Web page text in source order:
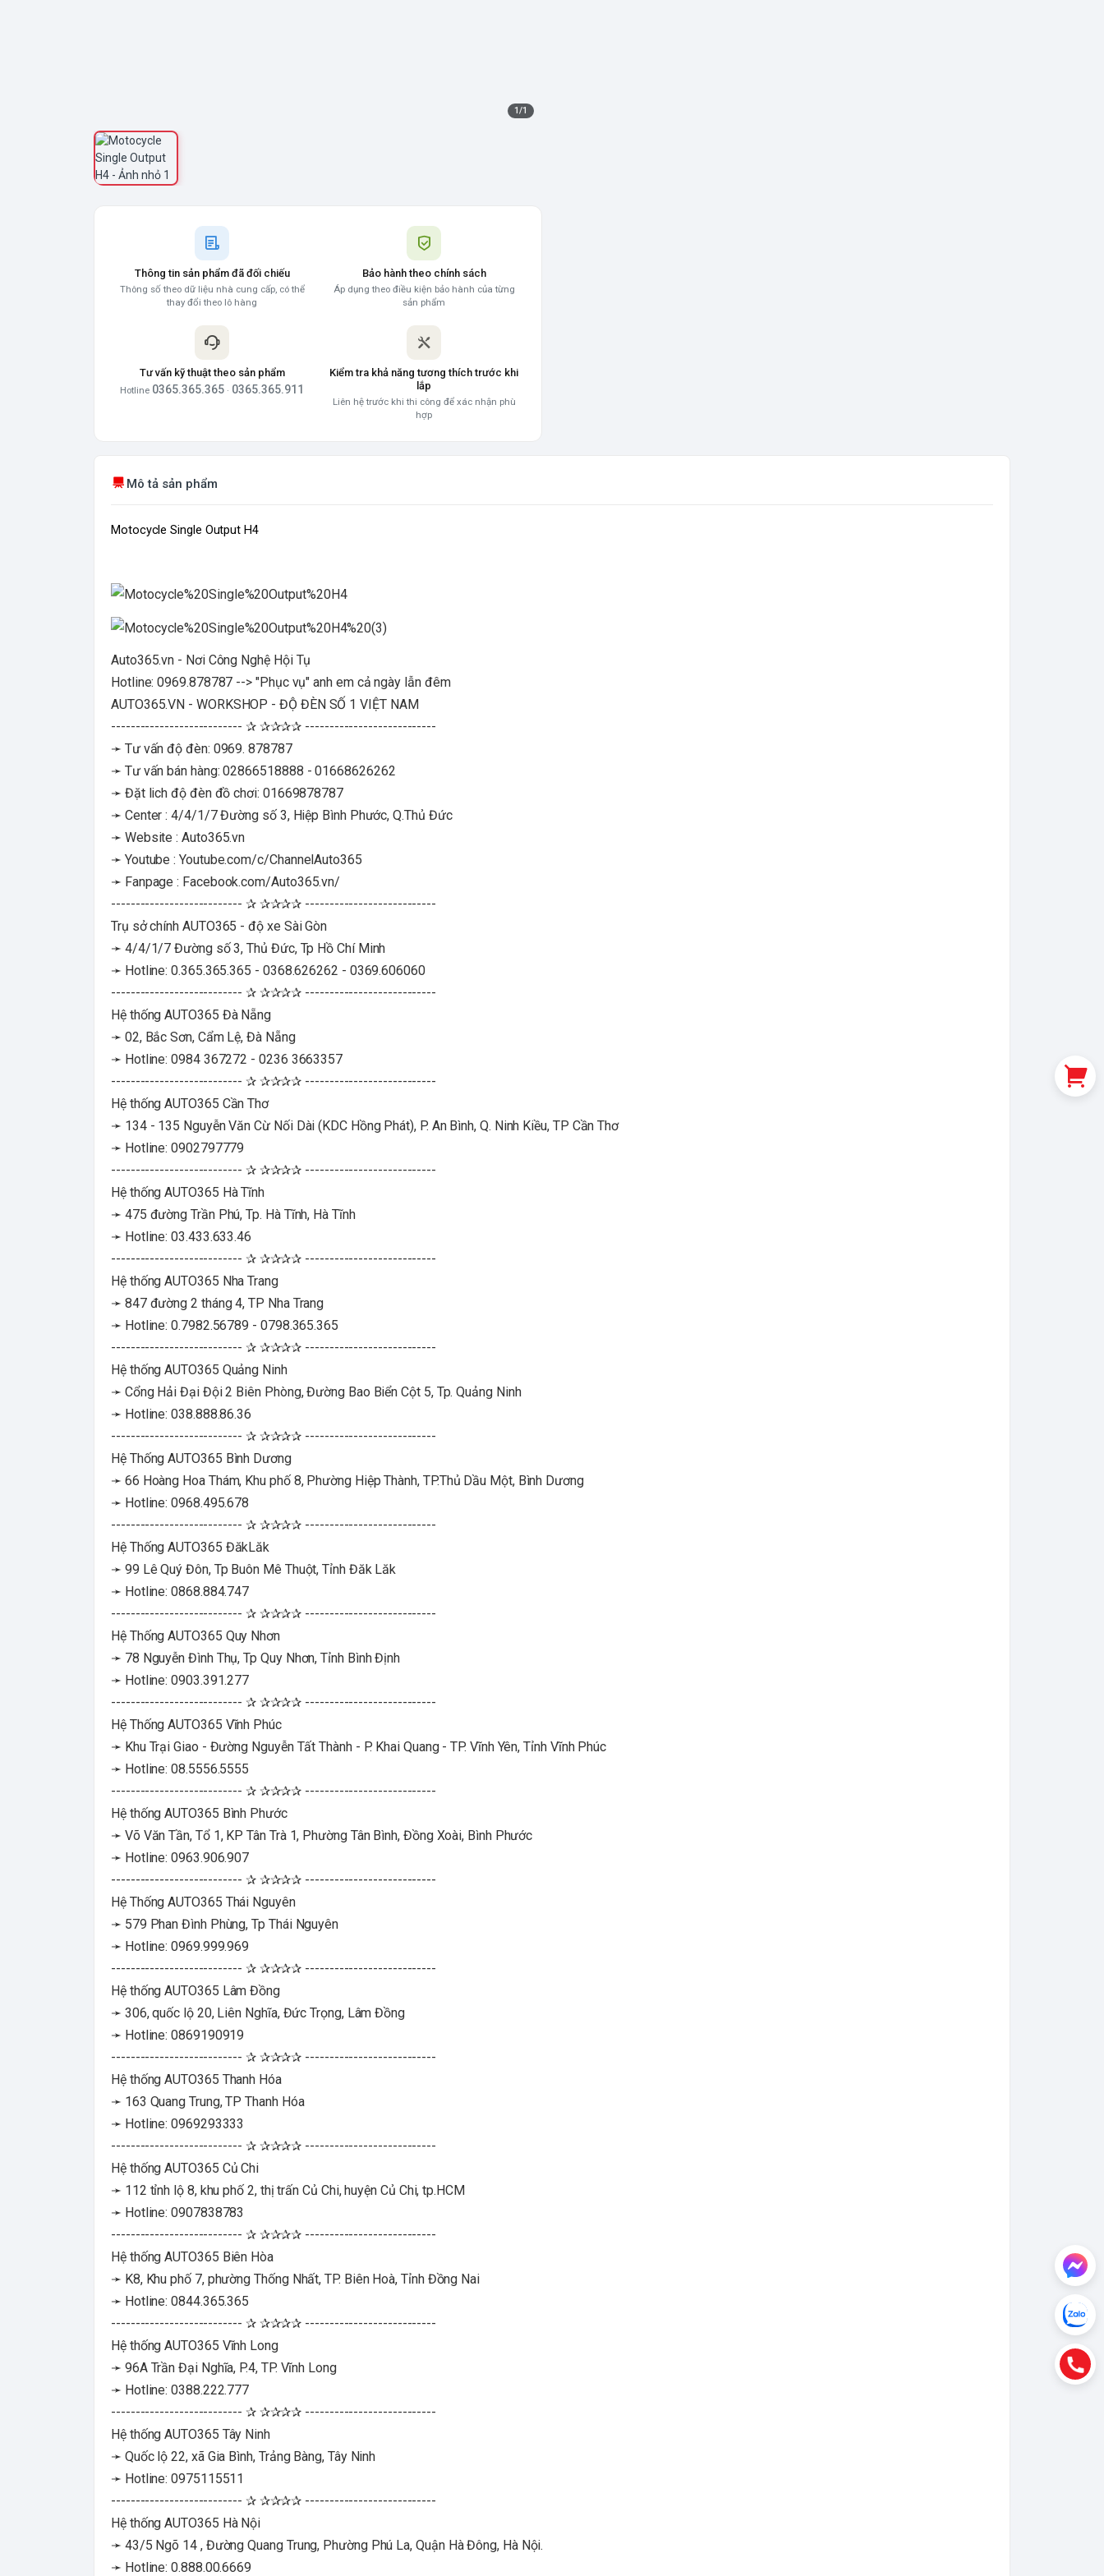
1/1
Thông tin sản phẩm đã đối chiếu
Thông số theo dữ liệu nhà cung cấp, có thể
thay đổi theo lô hàng
Bảo hành theo chính sách
Áp dụng theo điều kiện bảo hành của từng
sản phẩm
Tư vấn kỹ thuật theo sản phẩm
Hotline 0365.365.365 · 0365.365.911
Kiểm tra khả năng tương thích trước khi
lắp
Liên hệ trước khi thi công để xác nhận phù
hợp
Mô tả sản phẩm
Motocycle Single Output H4
Auto365.vn - Nơi Công Nghệ Hội Tụ
Hotline: 0969.878787 --> "Phục vụ" anh em cả ngày lẫn đêm
AUTO365.VN - WORKSHOP - ĐỘ ĐÈN SỐ 1 VIỆT NAM
--------------------------- ✰ ✰✰✰✰ ---------------------------
➛ Tư vấn độ đèn: 0969. 878787
➛ Tư vấn bán hàng: 02866518888 - 01668626262
➛ Đặt lich độ đèn đồ chơi: 01669878787
➛ Center : 4/4/1/7 Đường số 3, Hiệp Bình Phước, Q.Thủ Đức
➛ Website : Auto365.vn
➛ Youtube : Youtube.com/c/ChannelAuto365
➛ Fanpage : Facebook.com/Auto365.vn/
--------------------------- ✰ ✰✰✰✰ ---------------------------
Trụ sở chính AUTO365 - độ xe Sài Gòn
➛ 4/4/1/7 Đường số 3, Thủ Đức, Tp Hồ Chí Minh
➛ Hotline: 0.365.365.365 - 0368.626262 - 0369.606060
--------------------------- ✰ ✰✰✰✰ ---------------------------
Hệ thống AUTO365 Đà Nẵng
➛ 02, Bắc Sơn, Cẩm Lệ, Đà Nẵng
➛ Hotline: 0984 367272 - 0236 3663357
--------------------------- ✰ ✰✰✰✰ ---------------------------
Hệ thống AUTO365 Cần Thơ
➛ 134 - 135 Nguyễn Văn Cừ Nối Dài (KDC Hồng Phát), P. An Bình, Q. Ninh Kiều, TP Cần Thơ
➛ Hotline: 0902797779
--------------------------- ✰ ✰✰✰✰ ---------------------------
Hệ thống AUTO365 Hà Tĩnh
➛ 475 đường Trần Phú, Tp. Hà Tĩnh, Hà Tĩnh
➛ Hotline: 03.433.633.46
--------------------------- ✰ ✰✰✰✰ ---------------------------
Hệ thống AUTO365 Nha Trang
➛ 847 đường 2 tháng 4, TP Nha Trang
➛ Hotline: 0.7982.56789 - 0798.365.365
--------------------------- ✰ ✰✰✰✰ ---------------------------
Hệ thống AUTO365 Quảng Ninh
➛ Cổng Hải Đại Đội 2 Biên Phòng, Đường Bao Biển Cột 5, Tp. Quảng Ninh
➛ Hotline: 038.888.86.36
--------------------------- ✰ ✰✰✰✰ ---------------------------
Hệ Thống AUTO365 Bình Dương
➛ 66 Hoàng Hoa Thám, Khu phố 8, Phường Hiệp Thành, TP.Thủ Dầu Một, Bình Dương
➛ Hotline: 0968.495.678
--------------------------- ✰ ✰✰✰✰ ---------------------------
Hệ Thống AUTO365 ĐăkLăk
➛ 99 Lê Quý Đôn, Tp Buôn Mê Thuột, Tỉnh Đăk Lăk
➛ Hotline: 0868.884.747
--------------------------- ✰ ✰✰✰✰ ---------------------------
Hệ Thống AUTO365 Quy Nhơn
➛ 78 Nguyễn Đình Thụ, Tp Quy Nhơn, Tỉnh Bình Định
➛ Hotline: 0903.391.277
--------------------------- ✰ ✰✰✰✰ ---------------------------
Hệ Thống AUTO365 Vĩnh Phúc
➛ Khu Trại Giao - Đường Nguyễn Tất Thành - P. Khai Quang - TP. Vĩnh Yên, Tỉnh Vĩnh Phúc
➛ Hotline: 08.5556.5555
--------------------------- ✰ ✰✰✰✰ ---------------------------
Hệ thống AUTO365 Bình Phước
➛ Võ Văn Tần, Tổ 1, KP Tân Trà 1, Phường Tân Bình, Đồng Xoài, Bình Phước
➛ Hotline: 0963.906.907
--------------------------- ✰ ✰✰✰✰ ---------------------------
Hệ Thống AUTO365 Thái Nguyên
➛ 579 Phan Đình Phùng, Tp Thái Nguyên
➛ Hotline: 0969.999.969
--------------------------- ✰ ✰✰✰✰ ---------------------------
Hệ thống AUTO365 Lâm Đồng
➛ 306, quốc lộ 20, Liên Nghĩa, Đức Trọng, Lâm Đồng
➛ Hotline: 0869190919
--------------------------- ✰ ✰✰✰✰ ---------------------------
Hệ thống AUTO365 Thanh Hóa
➛ 163 Quang Trung, TP Thanh Hóa
➛ Hotline: 0969293333
--------------------------- ✰ ✰✰✰✰ ---------------------------
Hệ thống AUTO365 Củ Chi
➛ 112 tỉnh lộ 8, khu phố 2, thị trấn Củ Chi, huyện Củ Chi, tp.HCM
➛ Hotline: 0907838783
--------------------------- ✰ ✰✰✰✰ ---------------------------
Hệ thống AUTO365 Biên Hòa
➛ K8, Khu phố 7, phường Thống Nhất, TP. Biên Hoà, Tỉnh Đồng Nai
➛ Hotline: 0844.365.365
--------------------------- ✰ ✰✰✰✰ ---------------------------
Hệ thống AUTO365 Vĩnh Long
➛ 96A Trần Đại Nghĩa, P.4, TP. Vĩnh Long
➛ Hotline: 0388.222.777
--------------------------- ✰ ✰✰✰✰ ---------------------------
Hệ thống AUTO365 Tây Ninh
➛ Quốc lộ 22, xã Gia Bình, Trảng Bàng, Tây Ninh
➛ Hotline: 0975115511
--------------------------- ✰ ✰✰✰✰ ---------------------------
Hệ thống AUTO365 Hà Nội
➛ 43/5 Ngõ 14 , Đường Quang Trung, Phường Phú La, Quận Hà Đông, Hà Nội.
➛ Hotline: 0.888.00.6669